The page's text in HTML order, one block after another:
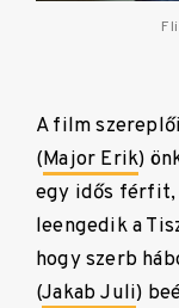
A film
(Major Erik)
egy idős férfit,
leengedik a
hogy szerb
(Jakab Juli)